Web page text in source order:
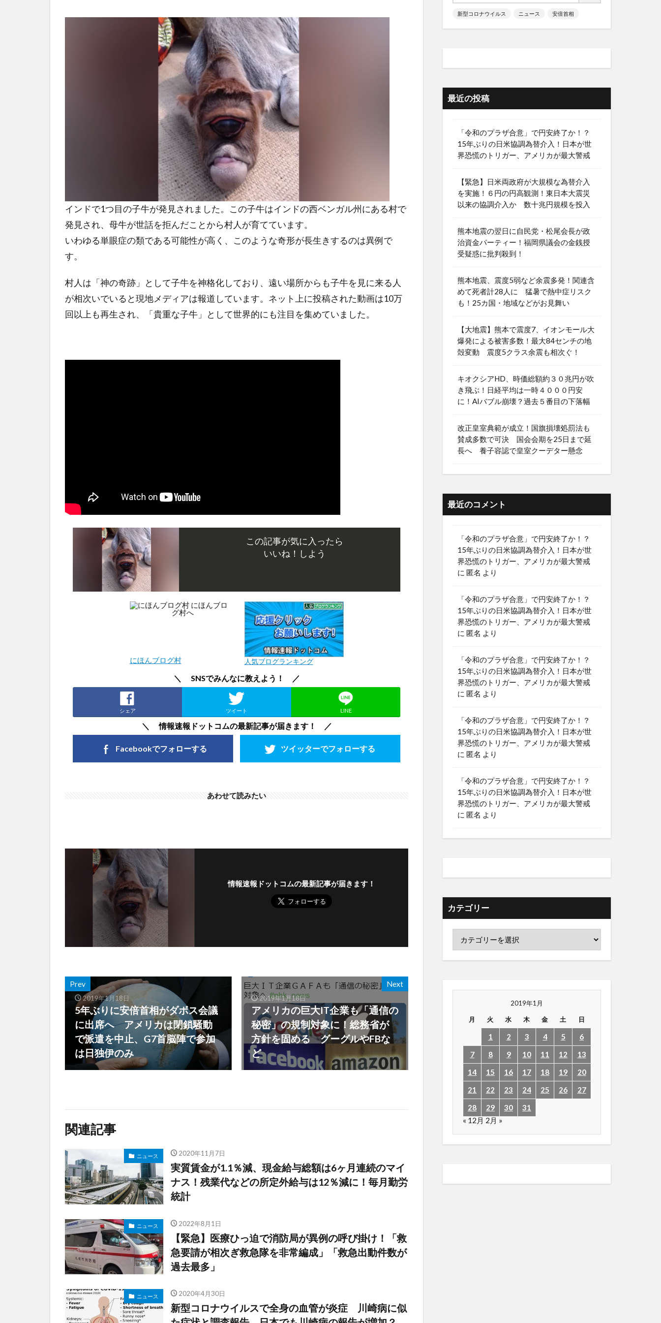
インドで1つ目の子牛が発見されました。この子牛はインドの西ベンガル州にある村で
発見され、母牛が世話を拒んだことから村人が育てています。
いわゆる単眼症の類である可能性が高く、このような奇形が長生きするのは異例で
す。
村人は「神の奇跡」として子牛を神格化しており、遠い場所からも子牛を見に来る人
が相次いでいると現地メディアは報道しています。ネット上に投稿された動画は10万
回以上も再生され、「貴重な子牛」として世界的にも注目を集めていました。
この記事が気に入ったら
いいね！しよう
にほんブログ村 人気ブログランキング
＼ SNSでみんなに教えよう！ ／
シェア ツイート LINE
＼ 情報速報ドットコムの最新記事が届きます！ ／
ツイッターでフォローする
Facebookでフォローする
あわせて読みたい
情報速報ドットコムの最新記事が届きます！
Prev
2019年1月18日
5年ぶりに安倍首相がダボス会議
に出席へ アメリカは閉鎖騒動
で派遣を中止、G7首脳陣で参加
は日独伊のみ
Next
2019年1月18日
アメリカの巨大IT企業も「通信の
秘密」の規制対象に！総務省が
方針を固める グーグルやFBな
ど
関連記事
ニュース 2020年11月7日
実質賃金が1.1％減、現金給与総額は6ヶ月連続のマイ
ナス！残業代などの所定外給与は12％減に！毎月勤労
統計
ニュース 2022年8月1日
【緊急】医療ひっ迫で消防局が異例の呼び掛け！「救
急要請が相次ぎ救急隊を非常編成」「救急出動件数が
過去最多」
ニュース 2020年4月30日
新型コロナウイルスで全身の血管が炎症 川崎病に似
新型コロナウイルス ニュース 安倍首相
最近の投稿
「令和のプラザ合意」で円安終了か！？
15年ぶりの日米協調為替介入！日本が世
界恐慌のトリガー、アメリカが最大警戒
【緊急】日米両政府が大規模な為替介入
を実施！６円の円高観測！東日本大震災
以来の協調介入か 数十兆円規模を投入
熊本地震の翌日に自民党・松尾会長が政
治資金パーティー！福岡県議会の金銭授
受疑惑に批判殺到！
熊本地震、震度5弱など余震多発！関連含
めて死者計28人に 猛暑で熱中症リスク
も！25カ国・地域などがお見舞い
【大地震】熊本で震度7、イオンモール大
爆発による被害多数！最大84センチの地
殻変動 震度5クラス余震も相次ぐ！
キオクシアHD、時価総額約３０兆円が吹
き飛ぶ！日経平均は一時４０００円安
に！AIバブル崩壊？過去５番目の下落幅
改正皇室典範が成立！国旗損壊処罰法も
賛成多数で可決 国会会期を25日まで延
長へ 養子容認で皇室クーデター懸念
最近のコメント
「令和のプラザ合意」で円安終了か！？
15年ぶりの日米協調為替介入！日本が世
界恐慌のトリガー、アメリカが最大警戒
に 匿名 より
「令和のプラザ合意」で円安終了か！？
15年ぶりの日米協調為替介入！日本が世
界恐慌のトリガー、アメリカが最大警戒
に 匿名 より
「令和のプラザ合意」で円安終了か！？
15年ぶりの日米協調為替介入！日本が世
界恐慌のトリガー、アメリカが最大警戒
に 匿名 より
「令和のプラザ合意」で円安終了か！？
15年ぶりの日米協調為替介入！日本が世
界恐慌のトリガー、アメリカが最大警戒
に 匿名 より
「令和のプラザ合意」で円安終了か！？
15年ぶりの日米協調為替介入！日本が世
界恐慌のトリガー、アメリカが最大警戒
に 匿名 より
カテゴリー
2019年1月
月 火 水 木 金 土 日
1 2 3 4 5
6
7
8 9 10 11 12
13
14
15 16 17 18 19
20
21
22 23 24 25 26
27
28
29 30
31
« 12月 2月 »